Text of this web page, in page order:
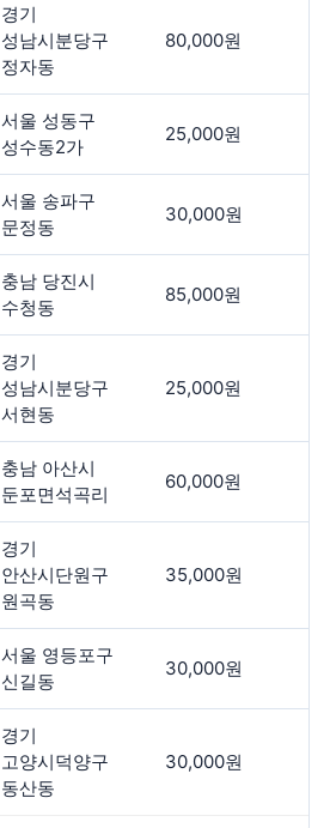
경기
성남시분당구
정자동
80,000원
서울 성동구
성수동2가
25,000원
서울 송파구
문정동
30,000원
충남 당진시
수청동
85,000원
경기
성남시분당구
서현동
25,000원
충남 아산시
둔포면석곡리
60,000원
경기
안산시단원구
원곡동
35,000원
서울 영등포구
신길동
30,000원
경기
고양시덕양구
동산동
30,000원